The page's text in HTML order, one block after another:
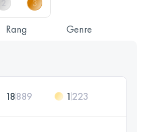
Rang Genre
18889 1 223